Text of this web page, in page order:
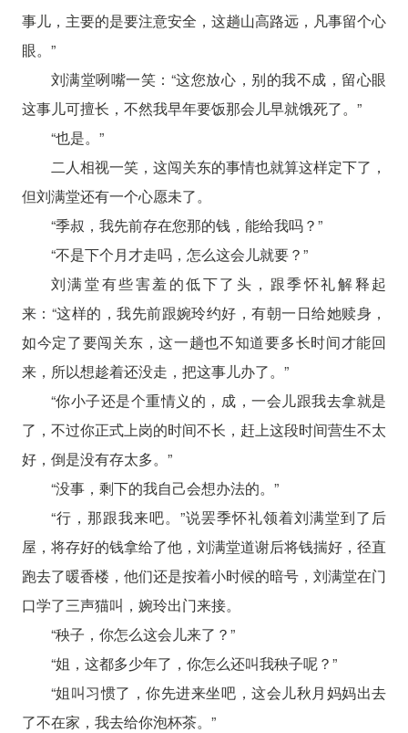
事儿，主要的是要注意安全，这趟山高路远，凡事留个心
眼。”
刘满堂咧嘴一笑：“这您放心，别的我不成，留心眼
这事儿可擅长，不然我早年要饭那会儿早就饿死了。”
“也是。”
二人相视一笑，这闯关东的事情也就算这样定下了，
但刘满堂还有一个心愿未了。
“季叔，我先前存在您那的钱，能给我吗？”
“不是下个月才走吗，怎么这会儿就要？”
刘满堂有些害羞的低下了头，跟季怀礼解释起
来：“这样的，我先前跟婉玲约好，有朝一日给她赎身，
如今定了要闯关东，这一趟也不知道要多长时间才能回
来，所以想趁着还没走，把这事儿办了。”
“你小子还是个重情义的，成，一会儿跟我去拿就是
了，不过你正式上岗的时间不长，赶上这段时间营生不太
好，倒是没有存太多。”
“没事，剩下的我自己会想办法的。”
“行，那跟我来吧。”说罢季怀礼领着刘满堂到了后
屋，将存好的钱拿给了他，刘满堂道谢后将钱揣好，径直
跑去了暖香楼，他们还是按着小时候的暗号，刘满堂在门
口学了三声猫叫，婉玲出门来接。
“秧子，你怎么这会儿来了？”
“姐，这都多少年了，你怎么还叫我秧子呢？”
“姐叫习惯了，你先进来坐吧，这会儿秋月妈妈出去
了不在家，我去给你泡杯茶。”